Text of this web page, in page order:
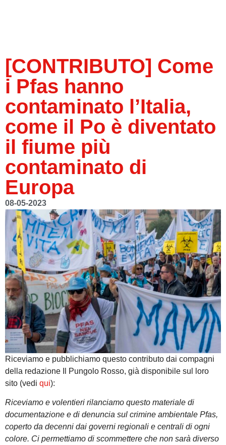
[CONTRIBUTO] Come
i Pfas hanno
contaminato l’Italia,
come il Po è diventato
il fiume più
contaminato di
Europa
08-05-2023
Riceviamo e pubblichiamo questo contributo dai compagni
della redazione Il Pungolo Rosso, già disponibile sul loro
sito (vedi qui):
Riceviamo e volentieri rilanciamo questo materiale di
documentazione e di denuncia sul crimine ambientale Pfas,
coperto da decenni dai governi regionali e centrali di ogni
colore. Ci permettiamo di scommettere che non sarà diverso